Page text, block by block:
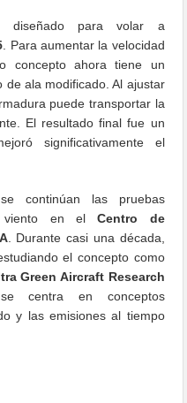
para volar a
. Para aumentar la velocidad
concepto ahora tiene un
ala modificado. Al ajustar
puede transportar la
El resultado final fue un
significativamente el
continúan las pruebas
viento en elCentro de
. Durante casi una década,
el concepto como
Green Aircraft Research
centra en conceptos
y las emisiones al tiempo